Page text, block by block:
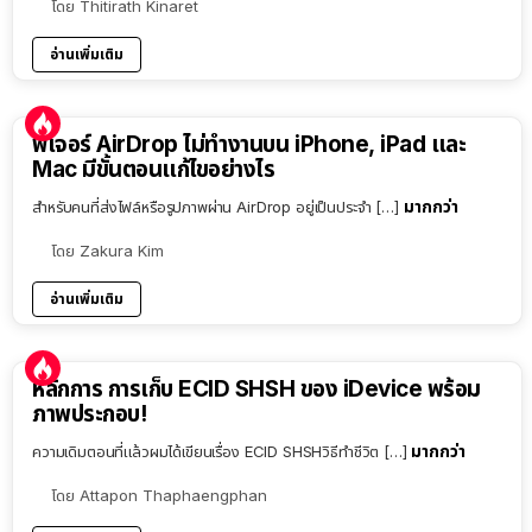
โดย Thitirath Kinaret
อ่านเพิ่มเติม
ฟีเจอร์ AirDrop ไม่ทำงานบน iPhone, iPad และ
Mac มีขั้นตอนแก้ไขอย่างไร
สำหรับคนที่ส่งไฟล์หรือรูปภาพผ่าน AirDrop อยู่เป็นประจำ […] มากกว่า
โดย Zakura Kim
อ่านเพิ่มเติม
หลักการ การเก็บ ECID SHSH ของ iDevice พร้อม
ภาพประกอบ!
ความเดิมตอนที่แล้วผมได้เขียนเรื่อง ECID SHSHวิธีทำชีวิต […] มากกว่า
โดย Attapon Thaphaengphan